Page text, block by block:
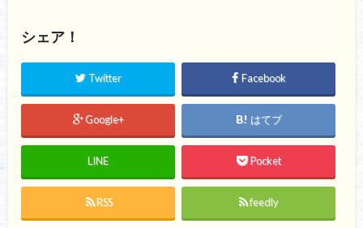
シェア！
Twitter Facebook
Google+ はてブ
LINE Pocket
RSS feedly